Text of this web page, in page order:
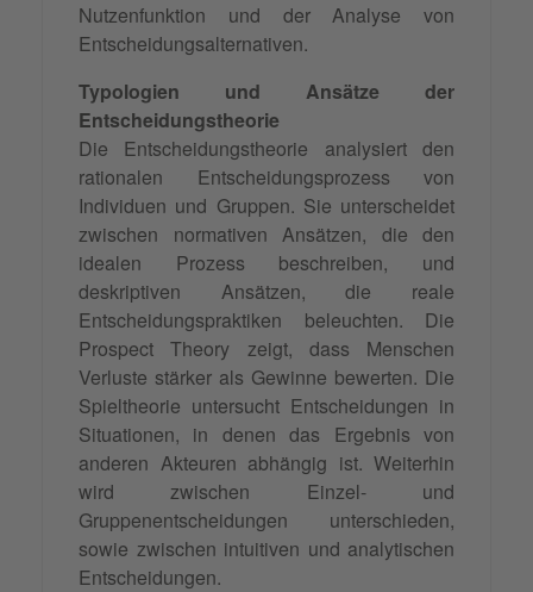
Nutzenfunktion und der Analyse von
Entscheidungsalternativen.
Typologien und Ansätze der
Entscheidungstheorie
Die Entscheidungstheorie analysiert den
rationalen Entscheidungsprozess von
Individuen und Gruppen. Sie unterscheidet
zwischen normativen Ansätzen, die den
idealen Prozess beschreiben, und
deskriptiven Ansätzen, die reale
Entscheidungspraktiken beleuchten. Die
Prospect Theory zeigt, dass Menschen
Verluste stärker als Gewinne bewerten. Die
Spieltheorie untersucht Entscheidungen in
Situationen, in denen das Ergebnis von
anderen Akteuren abhängig ist. Weiterhin
wird zwischen Einzel- und
Gruppenentscheidungen unterschieden,
sowie zwischen intuitiven und analytischen
Entscheidungen.